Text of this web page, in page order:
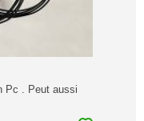
Pc . Peut aussi